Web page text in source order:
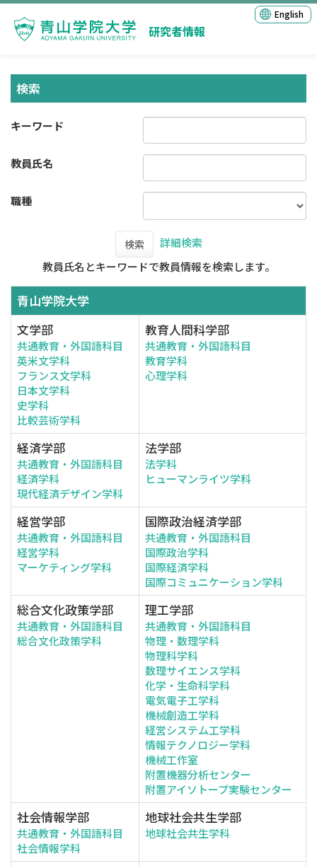
研究者情報
English
検索
キーワード
教員氏名
職種
検索
詳細検索
教員氏名とキーワードで教員情報を検索します。
青山学院大学
文学部
共通教育・外国語科目
英米文学科
フランス文学科
日本文学科
史学科
比較芸術学科
教育人間科学部
共通教育・外国語科目
教育学科
心理学科
経済学部
共通教育・外国語科目
経済学科
現代経済デザイン学科
法学部
法学科
ヒューマンライツ学科
経営学部
共通教育・外国語科目
経営学科
マーケティング学科
国際政治経済学部
共通教育・外国語科目
国際政治学科
国際経済学科
国際コミュニケーション学科
総合文化政策学部
共通教育・外国語科目
総合文化政策学科
理工学部
共通教育・外国語科目
物理・数理学科
物理科学科
数理サイエンス学科
化学・生命科学科
電気電子工学科
機械創造工学科
経営システム工学科
情報テクノロジー学科
機械工作室
附置機器分析センター
附置アイソトープ実験センター
社会情報学部
共通教育・外国語科目
社会情報学科
地球社会共生学部
地球社会共生学科